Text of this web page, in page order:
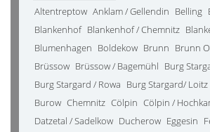
Altentreptow Anklam / Gellendin Belling
Blankenhof Blankenhof / Chemnitz
Blumenhagen Boldekow Brunn Brunn
Brüssow Brüssow / Bagemühl Burg
Burg Stargard / Rowa Burg Stargard/ Loitz
Burow Chemnitz Cölpin Cölpin /
Datzetal / Sadelkow Ducherow Eggesin